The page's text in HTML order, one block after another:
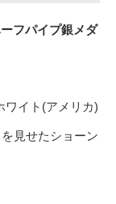
フパイプ銀メダ
ワイト(アメリカ)
見せたショーン